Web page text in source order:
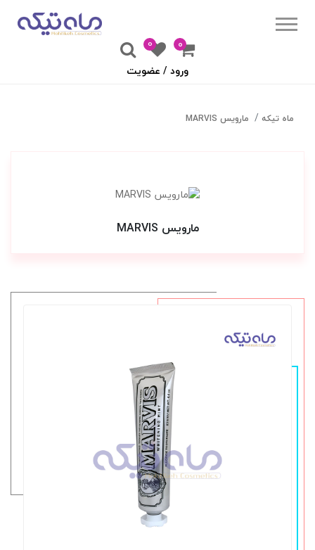
۰
0
ورود / عضویت
ماه تیکه مارویس MARVIS
مارویس MARVIS